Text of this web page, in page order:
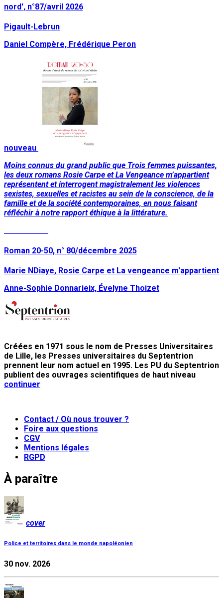
nord', n°87/avril 2026
Pigault-Lebrun
Daniel Compère, Frédérique Peron
nouveau
Moins connus du grand public que Trois femmes puissantes,
les deux romans Rosie Carpe et La Vengeance m’appartient
représentent et interrogent magistralement les violences
sexistes, sexuelles et racistes au sein de la conscience, de la
famille et de la société contemporaines, en nous faisant
réfléchir à notre rapport éthique à la littérature.
Roman 20-50, n° 80/décembre 2025
Marie NDiaye, Rosie Carpe et La vengeance m'appartient
Anne-Sophie Donnarieix, Évelyne Thoizet
Créées en 1971 sous le nom de Presses Universitaires
de Lille, les Presses universitaires du Septentrion
prennent leur nom actuel en 1995. Les PU du Septentrion
publient des ouvrages scientifiques de haut niveau
continuer
Contact / Où nous trouver ?
Foire aux questions
CGV
Mentions légales
RGPD
À paraître
cover
Police et territoires dans le monde napoléonien
30 nov. 2026